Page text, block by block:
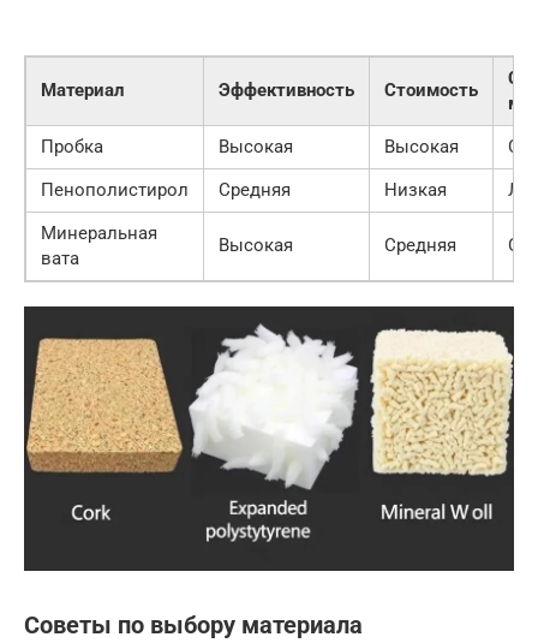
Материал Эффективность Стоимость
Пробка
Высокая Высокая
Пенополистирол
Средняя Низкая
Минеральная
вата
Высокая Средняя
Советы по выбору материала